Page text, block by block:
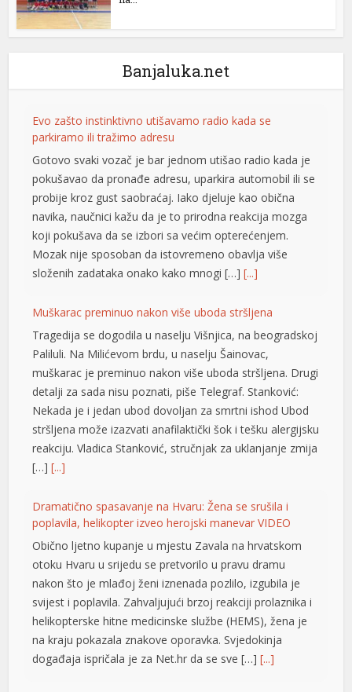
Banjaluka.net
Evo zašto instinktivno utišavamo radio kada se
parkiramo ili tražimo adresu
Gotovo svaki vozač je bar jednom utišao radio kada je
pokušavao da pronađe adresu, uparkira automobil ili se
probije kroz gust saobraćaj. Iako djeluje kao obična
navika, naučnici kažu da je to prirodna reakcija mozga
koji pokušava da se izbori sa većim opterećenjem.
Mozak nije sposoban da istovremeno obavlja više
složenih zadataka onako kako mnogi […][...]
Muškarac preminuo nakon više uboda stršljena
Tragedija se dogodila u naselju Višnjica, na beogradskoj
Paliluli. Na Milićevom brdu, u naselju Šainovac,
muškarac je preminuo nakon više uboda stršljena. Drugi
detalji za sada nisu poznati, piše Telegraf. Stanković:
Nekada je i jedan ubod dovoljan za smrtni ishod Ubod
stršljena može izazvati anafilaktički šok i tešku alergijsku
reakciju. Vladica Stanković, stručnjak za uklanjanje zmija
[…][...]
Dramatično spasavanje na Hvaru: Žena se srušila i
poplavila, helikopter izveo herojski manevar VIDEO
Obično ljetno kupanje u mjestu Zavala na hrvatskom
otoku Hvaru u srijedu se pretvorilo u pravu dramu
nakon što je mlađoj ženi iznenada pozlilo, izgubila je
svijest i poplavila. Zahvaljujući brzoj reakciji prolaznika i
helikopterske hitne medicinske službe (HEMS), žena je
na kraju pokazala znakove oporavka. Svjedokinja
događaja ispričala je za Net.hr da se sve […][...]